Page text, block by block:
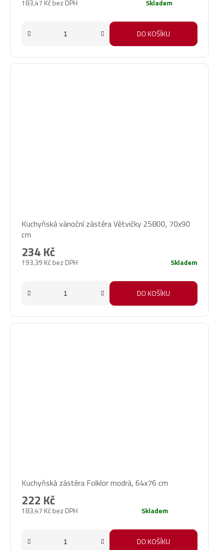
183,47 Kč bez DPH Skladem
DO KOŠÍKU
Kuchyňská vánoční zástěra Větvičky 25800, 70x90
cm
193,39 Kč bez DPH
234 Kč
Skladem
DO KOŠÍKU
Kuchyňská zástěra Folklor modrá, 64x76 cm
183,47 Kč bez DPH
222 Kč
Skladem
DO KOŠÍKU